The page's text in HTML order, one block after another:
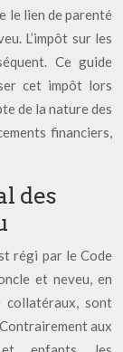
le lien de parenté
L’impôt sur les
Ce guide
cet impôt lors
de la nature des
financiers,
des
régi par le Code
et neveu, en
sont
aux